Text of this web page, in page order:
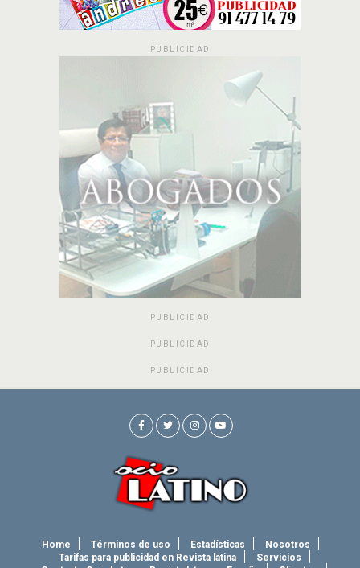
PUBLICIDAD
PUBLICIDAD
PUBLICIDAD
PUBLICIDAD
Home Términos de uso Estadísticas
Nosotros
Tarifas para publicidad en Revista latina
Servicios